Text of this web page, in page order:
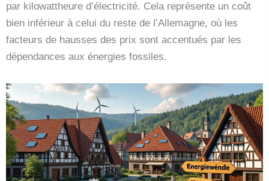
par kilowattheure d’électricité. Cela représente un coût
bien inférieur à celui du reste de l’Allemagne, où les
facteurs de hausses des prix sont accentués par les
dépendances aux énergies fossiles.